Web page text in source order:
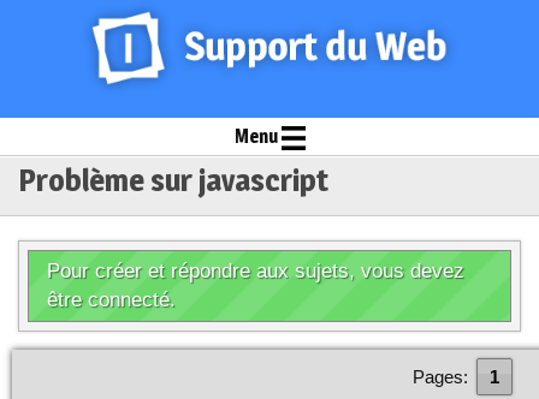
Menu
Problème sur javascript
Pour créer et répondre aux sujets, vous devez
être connecté.
Pages: 1